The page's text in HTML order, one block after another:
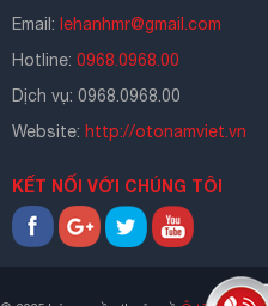
Email: lehanhmr@gmail.com
Hotline: 0968.0968.00
Dịch vụ: 0968.0968.00
Website: http://otonamviet.vn
KẾT NỐI VỚI CHÚNG TÔI